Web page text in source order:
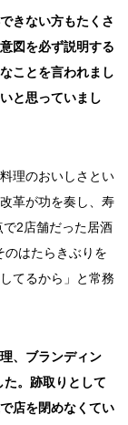
きない方もたくさ
図を必ず説明する
ことを言われまし
と思っていまし
理のおいしさとい
革が功を奏し、寿
2店舗だった居酒
のはたらきぶりを
てるから」と常務
、ブランディン
。跡取りとして
店を閉めなくてい